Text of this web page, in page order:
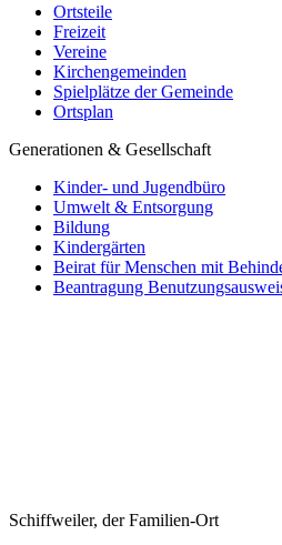
Ortsteile
Freizeit
Vereine
Kirchengemeinden
Spielplätze der Gemeinde
Ortsplan
Generationen & Gesellschaft
Kinder- und Jugendbüro
Umwelt & Entsorgung
Bildung
Kindergärten
Beirat für Menschen mit
Beantragung
Schiffweiler, der Familien-Ort